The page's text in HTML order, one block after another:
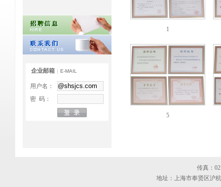
企业邮箱 E-MAIL
用户名：
密 码：
1
5
传真：
地址：上海市奉贤区沪